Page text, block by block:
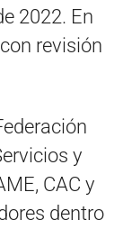
2022. En
revisión
y
CAC y
dentro